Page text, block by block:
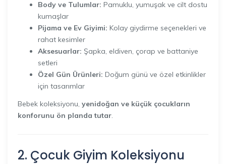
Body ve Tulumlar: Pamuklu, yumuşak ve cilt dostu
kumaşlar
Pijama ve Ev Giyimi: Kolay giydirme seçenekleri ve
rahat kesimler
Aksesuarlar: Şapka, eldiven, çorap ve battaniye
setleri
Özel Gün Ürünleri: Doğum günü ve özel etkinlikler
için tasarımlar
Bebek koleksiyonu, yenidoğan ve küçük çocukların
konforunu ön planda tutar
2. Çocuk Giyim Koleksiyonu